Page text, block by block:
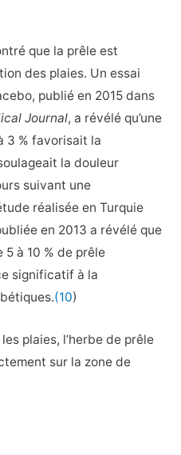
que la prêle est
des plaies. Un essai
publié en 2015 dans
Journal, a révélé qu’une
3 % favorisait la
la douleur
suivant une
réalisée en Turquie
en 2013 a révélé que
à 10 % de prêle
significatif à la
(10)
plaies, l’herbe de prêle
sur la zone de